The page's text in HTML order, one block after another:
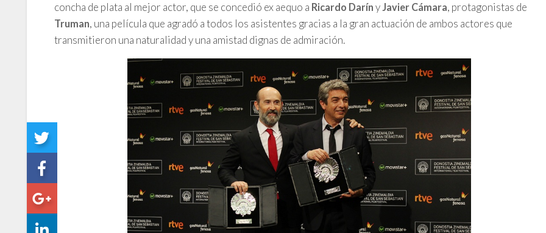
concha de plata al mejor actor, que se concedió ex aequo a Ricardo Darín yJavier Cámara, protagonistas de
Truman, una película que agradó a todos los asistentes gracias a la gran actuación de ambos actores que
transmitieron una naturalidad y una amistad dignas de admiración.